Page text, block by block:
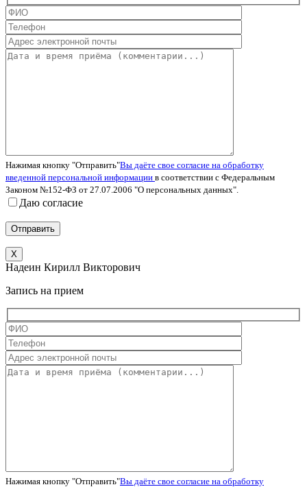
Нажимая кнопку "Отправить"Вы даёте свое согласие на обработку
введенной персональной информации в соответствии с Федеральным
Законом №152-ФЗ от 27.07.2006 "О персональных данных".
Даю согласие
X
Надеин Кирилл Викторович
Запись на прием
Нажимая кнопку "Отправить"Вы даёте свое согласие на обработку